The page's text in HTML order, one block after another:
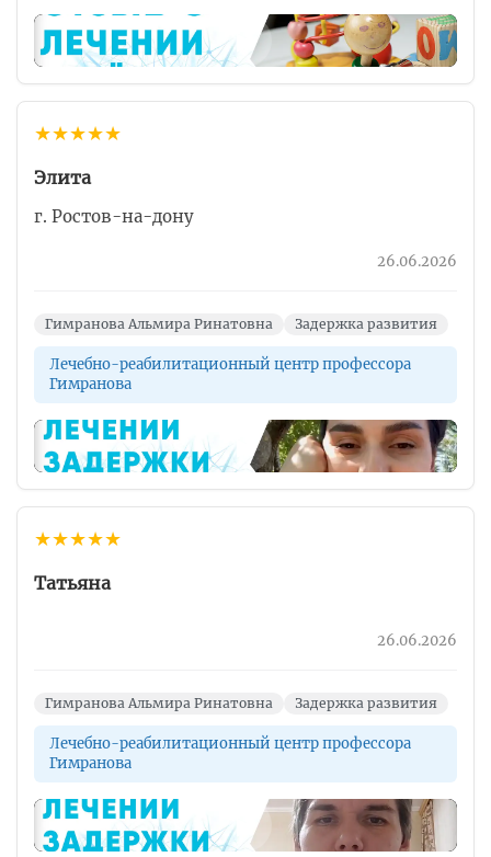
▶
★★★★★
Элита
г. Ростов-на-дону
26.06.2026
Гимранова Альмира Ринатовна Задержка развития
Лечебно-реабилитационный центр профессора
Гимранова
▶
★★★★★
Татьяна
26.06.2026
Гимранова Альмира Ринатовна Задержка развития
Лечебно-реабилитационный центр профессора
Гимранова
▶